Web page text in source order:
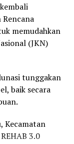
memudahkan
(JKN)
tunggakan
baik secara
Kecamatan
3.0